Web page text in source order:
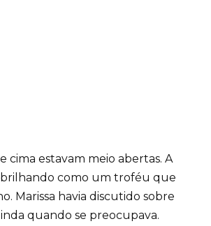
cima estavam meio abertas. A
brilhando como um troféu que
Marissa havia discutido sobre
quando se preocupava.